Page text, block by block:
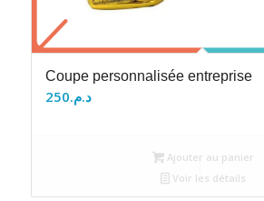
Coupe personnalisée entreprise
د.م.250
Ajouter au panier
Voir les détails